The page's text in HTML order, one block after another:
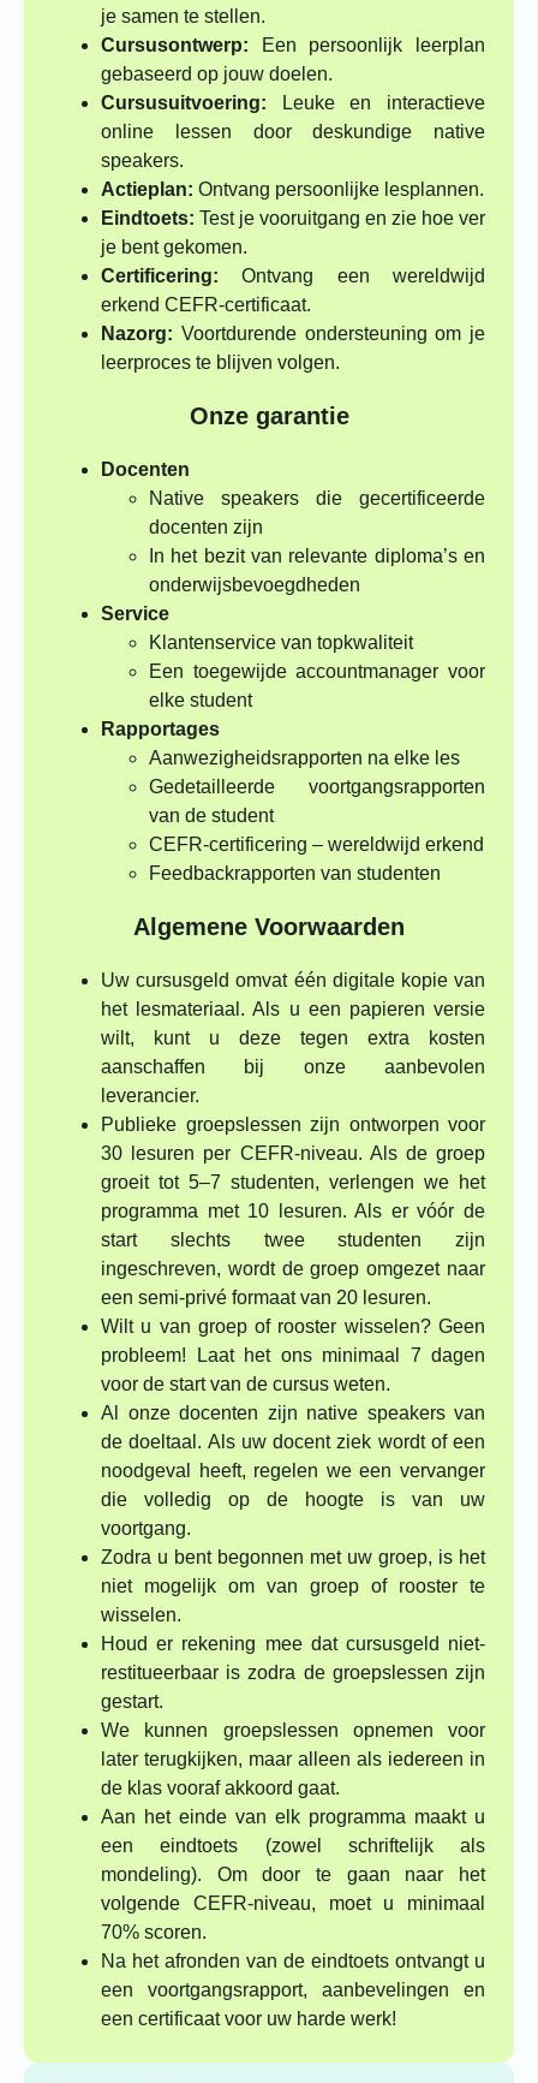
je samen te stellen.
Cursusontwerp: Een persoonlijk leerplan
gebaseerd op jouw doelen.
Cursusuitvoering: Leuke en interactieve
online lessen door deskundige native
speakers.
Actieplan: Ontvang persoonlijke lesplannen.
Eindtoets: Test je vooruitgang en zie hoe ver
je bent gekomen.
Certificering: Ontvang een wereldwijd
erkend CEFR-certificaat.
Nazorg: Voortdurende ondersteuning om je
leerproces te blijven volgen.
Onze garantie
Docenten
Native speakers die gecertificeerde
docenten zijn
In het bezit van relevante diploma’s en
onderwijsbevoegdheden
Service
Klantenservice van topkwaliteit
Een toegewijde accountmanager voor
elke student
Rapportages
Aanwezigheidsrapporten na elke les
Gedetailleerde voortgangsrapporten
van de student
CEFR-certificering – wereldwijd erkend
Feedbackrapporten van studenten
Algemene Voorwaarden
Uw cursusgeld omvat één digitale kopie van
het lesmateriaal. Als u een papieren versie
wilt, kunt u deze tegen extra kosten
aanschaffen bij onze aanbevolen
leverancier.
Publieke groepslessen zijn ontworpen voor
30 lesuren per CEFR-niveau. Als de groep
groeit tot 5–7 studenten, verlengen we het
programma met 10 lesuren. Als er vóór de
start slechts twee studenten zijn
ingeschreven, wordt de groep omgezet naar
een semi-privé formaat van 20 lesuren.
Wilt u van groep of rooster wisselen? Geen
probleem! Laat het ons minimaal 7 dagen
voor de start van de cursus weten.
Al onze docenten zijn native speakers van
de doeltaal. Als uw docent ziek wordt of een
noodgeval heeft, regelen we een vervanger
die volledig op de hoogte is van uw
voortgang.
Zodra u bent begonnen met uw groep, is het
niet mogelijk om van groep of rooster te
wisselen.
Houd er rekening mee dat cursusgeld niet-
restitueerbaar is zodra de groepslessen zijn
gestart.
We kunnen groepslessen opnemen voor
later terugkijken, maar alleen als iedereen in
de klas vooraf akkoord gaat.
Aan het einde van elk programma maakt u
een eindtoets (zowel schriftelijk als
mondeling). Om door te gaan naar het
volgende CEFR-niveau, moet u minimaal
70% scoren.
Na het afronden van de eindtoets ontvangt u
een voortgangsrapport, aanbevelingen en
een certificaat voor uw harde werk!